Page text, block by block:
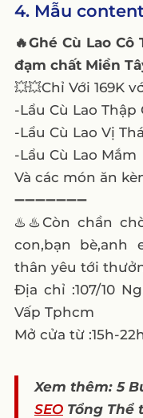
4. Mẫu
🔥Ghé Cù Lao
đạm chất Miền
💥💥Chỉ Với 169K
-Lẩu Cù Lao Thập
-Lẩu Cù Lao Vị
-Lẩu Cù Lao Mắm
Và các món ăn
➖➖➖➖➖➖➖
♨️♨️Còn chần
con,bạn
thân yêu tới
Địa chỉ :107/10
Vấp Tphcm
Mở cửa từ :15h-
Xem thêm: 5
SEOTổng Thể